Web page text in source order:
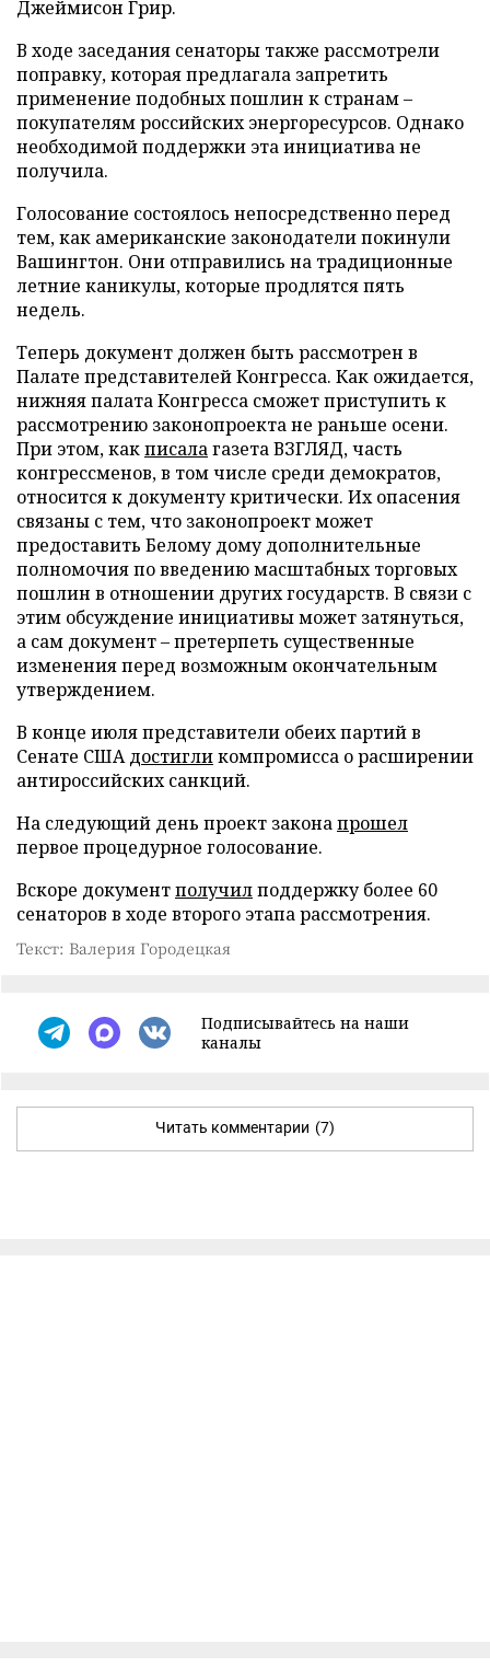
Джеймисон Грир.
В ходе заседания сенаторы также рассмотрели
поправку, которая предлагала запретить
применение подобных пошлин к странам –
покупателям российских энергоресурсов. Однако
необходимой поддержки эта инициатива не
получила.
Голосование состоялось непосредственно перед
тем, как американские законодатели покинули
Вашингтон. Они отправились на традиционные
летние каникулы, которые продлятся пять
недель.
Теперь документ должен быть рассмотрен в
Палате представителей Конгресса. Как ожидается,
нижняя палата Конгресса сможет приступить к
рассмотрению законопроекта не раньше осени.
При этом, какписалагазета ВЗГЛЯД, часть
конгрессменов, в том числе среди демократов,
относится к документу критически. Их опасения
связаны с тем, что законопроект может
предоставить Белому дому дополнительные
полномочия по введению масштабных торговых
пошлин в отношении других государств. В связи с
этим обсуждение инициативы может затянуться,
а сам документ – претерпеть существенные
изменения перед возможным окончательным
утверждением.
В конце июля представители обеих партий в
Сенате СШАдостигликомпромисса о расширении
антироссийских санкций.
На следующий день проект законапрошел
первое процедурное голосование.
Вскоре документполучилподдержку более 60
сенаторов в ходе второго этапа рассмотрения.
Текст: Валерия Городецкая
Подписывайтесь на наши
каналы
Читать комментарии (7)